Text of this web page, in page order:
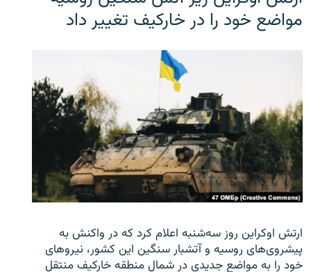
مواضع خود را در خارکیف تغییر داد
ارتش اوکراین روز سه‌شنبه اعلام کرد که در واکنش به
پیشروی‌های روسیه و آتشبار سنگین این کشور، نیروهای
خود را به مواضع جدیدی در شمال منطقه خارکیف منتقل